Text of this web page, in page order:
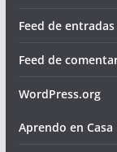
Feed de entradas
Feed de
WordPress.org
Aprendo en Casa